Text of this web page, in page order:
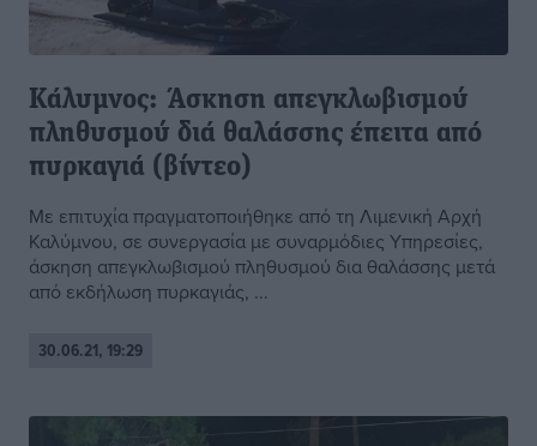
Κάλυμνος: Άσκηση απεγκλωβισμού
πληθυσμού διά θαλάσσης έπειτα από
πυρκαγιά (βίντεο)
Με επιτυχία πραγματοποιήθηκε από τη Λιμενική Αρχή
Καλύμνου, σε συνεργασία με συναρμόδιες Υπηρεσίες,
άσκηση απεγκλωβισμού πληθυσμού δια θαλάσσης μετά
από εκδήλωση πυρκαγιάς, ...
30.06.21, 19:29